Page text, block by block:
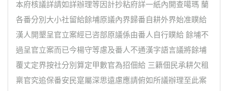
本府核議詳請如詳辦理等因計抄粘府詳一紙內開查噶瑪 蘭
各番分別大小社留給餘埔原議內界歸番自耕外界始准贌給
漢人開墾呈官立案經已咨部原議係由番人自行贌給 餘埔不
過呈官立案而已今楊守等慮及番人不通漢字語言議將餘埔
覆丈定界按社分別算定甲數官為招佃給 三籍佃民承耕欠租
稟官究追保番安民寔屬深思遠慮應請俯如所議辦理至此案